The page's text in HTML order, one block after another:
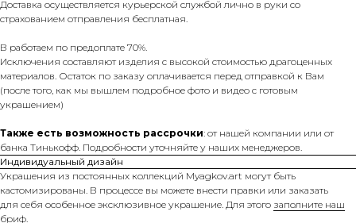
Доставка осуществляется курьерской службой лично в руки со
страхованием отправления бесплатная.
В работаем по предоплате 70%.
Исключения составляют изделия с высокой стоимостью драгоценных
материалов. Остаток по заказу оплачивается перед отправкой к Вам
(после того, как мы вышлем подробное фото и видео с готовым
украшением)
Также есть возможность рассрочки: от нашей компании или от
банка Тинькофф. Подробности уточняйте у наших менеджеров.
Индивидуальный дизайн
Украшения из постоянных коллекций Myagkov.art могут быть
кастомизированы. В процессе вы можете внести правки или заказать
для себя особенное эксклюзивное украшение. Для этого заполните наш
бриф